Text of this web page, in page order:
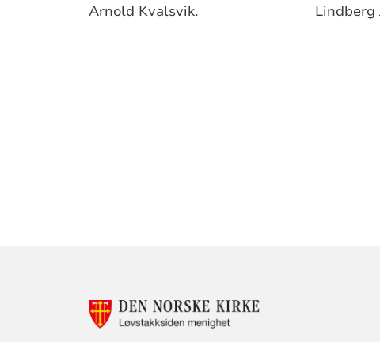
Arnold Kvalsvik.
Lindberg